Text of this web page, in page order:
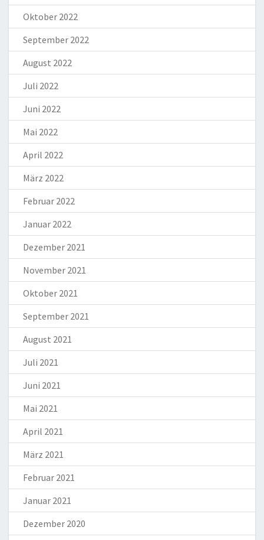
Oktober 2022
September 2022
August 2022
Juli 2022
Juni 2022
Mai 2022
April 2022
März 2022
Februar 2022
Januar 2022
Dezember 2021
November 2021
Oktober 2021
September 2021
August 2021
Juli 2021
Juni 2021
Mai 2021
April 2021
März 2021
Februar 2021
Januar 2021
Dezember 2020